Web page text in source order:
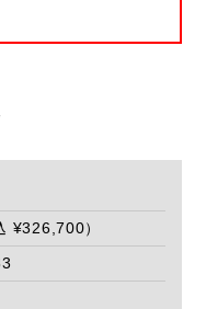
¥326,700）